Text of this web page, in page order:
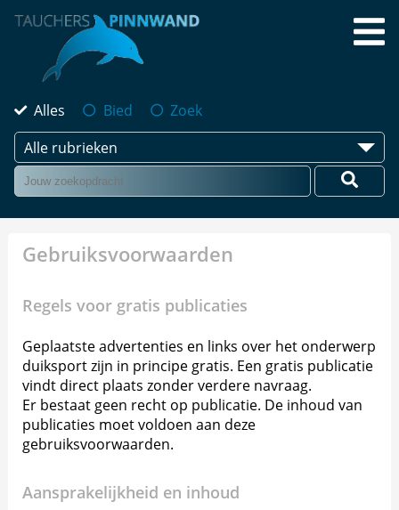
Alles Bied
Zoek
Alle rubrieken
Gebruiksvoorwaarden
Regels voor gratis publicaties
Geplaatste advertenties en links over het onderwerp
duiksport zijn in principe gratis. Een gratis publicatie
vindt direct plaats zonder verdere navraag.
Er bestaat geen recht op publicatie. De inhoud van
publicaties moet voldoen aan deze
gebruiksvoorwaarden.
Aansprakelijkheid en inhoud